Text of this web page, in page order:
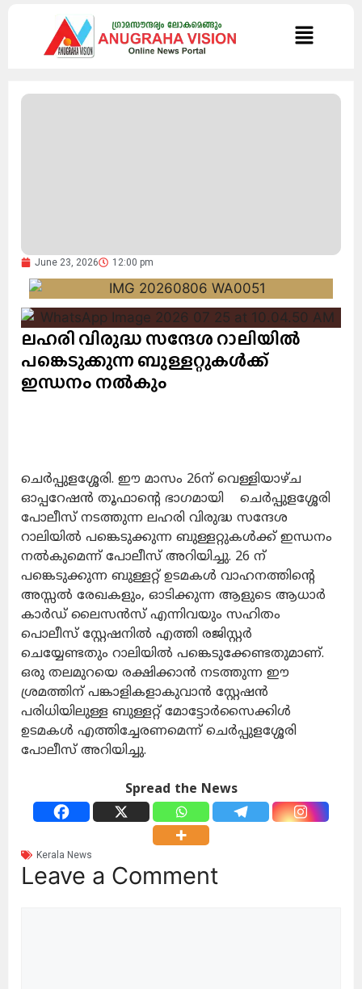
June 23, 2026 12:00 pm
ലഹരി വിരുദ്ധ സന്ദേശ റാലിയിൽ
പങ്കെടുക്കുന്ന ബുള്ളറ്റുകൾക്ക്
ഇന്ധനം നൽകും
ചെർപ്പുളശ്ശേരി. ഈ മാസം 26ന് വെള്ളിയാഴ്ച
ഓപ്പറേഷൻ തൂഫാന്റെ ഭാഗമായി ചെർപ്പുളശ്ശേരി
പോലീസ് നടത്തുന്ന ലഹരി വിരുദ്ധ സന്ദേശ
റാലിയിൽ പങ്കെടുക്കുന്ന ബുള്ളറ്റുകൾക്ക് ഇന്ധനം
നൽകുമെന്ന് പോലീസ് അറിയിച്ചു. 26 ന്
പങ്കെടുക്കുന്ന ബുള്ളറ്റ് ഉടമകൾ വാഹനത്തിന്റെ
അസ്സൽ രേഖകളും, ഓടിക്കുന്ന ആളുടെ ആധാർ
കാർഡ് ലൈസൻസ് എന്നിവയും സഹിതം
പൊലീസ് സ്റ്റേഷനിൽ എത്തി രജിസ്റ്റർ
ചെയ്യേണ്ടതും റാലിയിൽ പങ്കെടുക്കേണ്ടതുമാണ്.
ഒരു തലമുറയെ രക്ഷിക്കാൻ നടത്തുന്ന ഈ
ശ്രമത്തിന് പങ്കാളികളാകുവാൻ സ്റ്റേഷൻ
പരിധിയിലുള്ള ബുള്ളറ്റ് മോട്ടോർസൈക്കിൾ
ഉടമകൾ എത്തിച്ചേരണമെന്ന് ചെർപ്പുളശ്ശേരി
പോലീസ് അറിയിച്ചു.
Spread the News
Kerala News
Leave a Comment